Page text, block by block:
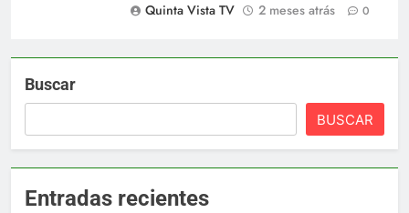
Quinta Vista TV
2 meses atrás 0
Buscar
BUSCAR
Entradas recientes